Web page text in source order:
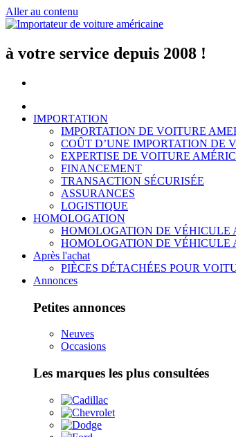
Aller au contenu
à votre service depuis 2008 !
IMPORTATION
IMPORTATION DE VOITURE
COÛT D’UNE IMPORTATION DE
EXPERTISE DE VOITURE
FINANCEMENT
TRANSACTION SÉCURISÉE
ASSURANCES
LOGISTIQUE
HOMOLOGATION
HOMOLOGATION DE VÉHICULE
HOMOLOGATION DE VÉHICULE
Après l'achat
PIÈCES DÉTACHÉES POUR
Annonces
Petites annonces
Neuves
Occasions
Les marques les plus consultées